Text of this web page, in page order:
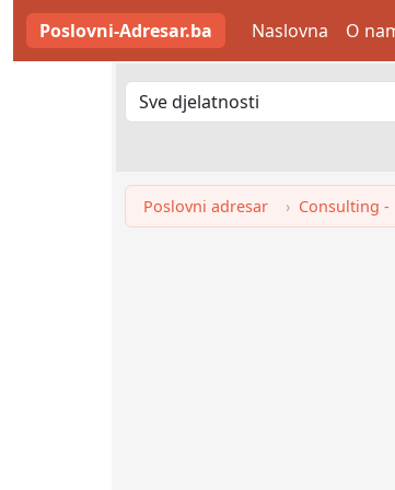
Poslovni-Adresar.ba Naslovna O
Poslovni adresar Consulting